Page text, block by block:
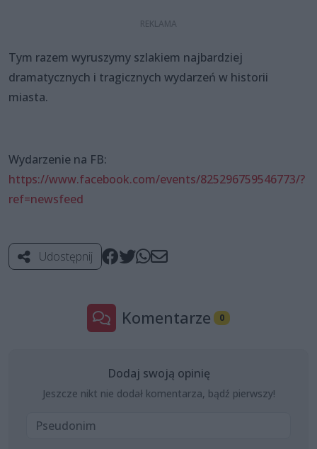
Tym razem wyruszymy szlakiem najbardziej
dramatycznych i tragicznych wydarzeń w historii
miasta.
Wydarzenie na FB:
https://www.facebook.com/events/825296759546773/?
ref=newsfeed
Udostępnij
Komentarze 0
Dodaj swoją opinię
Jeszcze nikt nie dodał komentarza, bądź pierwszy!